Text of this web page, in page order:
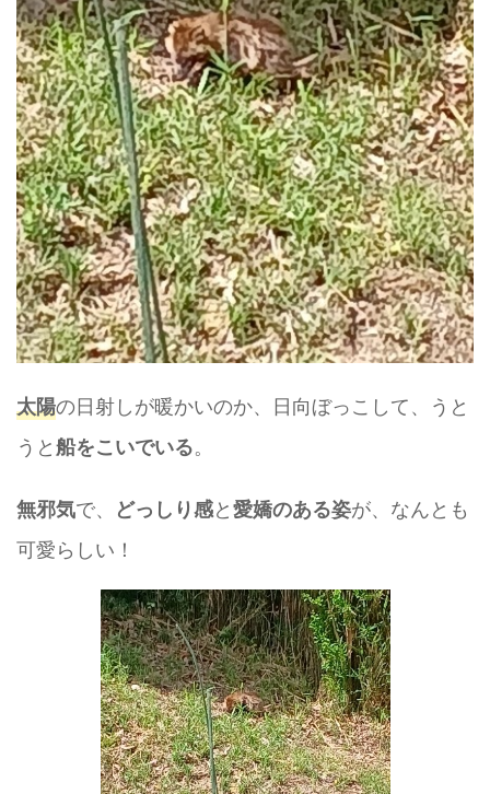
太陽の日射しが暖かいのか、日向ぼっこして、うと
うと船をこいでいる。
無邪気で、 どっしり感と愛嬌のある姿が、なんとも
可愛らしい！